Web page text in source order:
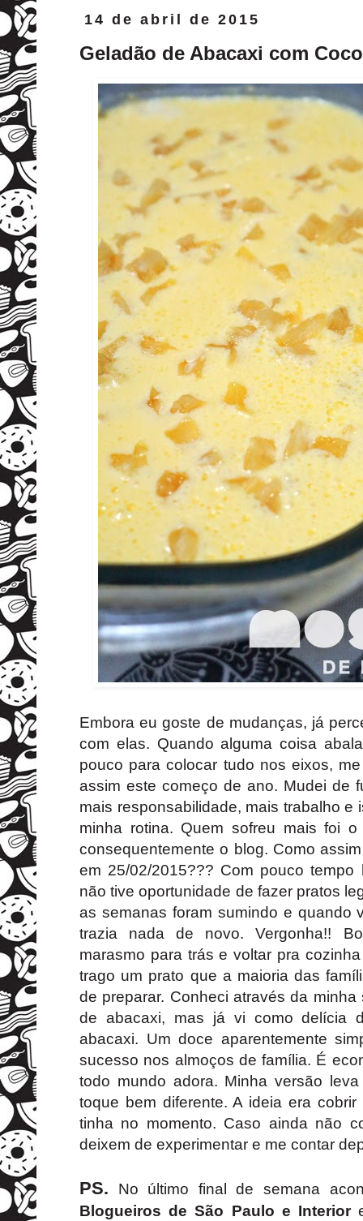
14 de abril de 2015
Geladão de Abacaxi com Coco
Embora eu goste de mudanças, já
com elas. Quando alguma coisa
pouco para colocar tudo nos eixos,
assim este começo de ano. Mudei de
mais responsabilidade, mais trabalho e
minha rotina. Quem sofreu mais foi
consequentemente o blog. Como
em 25/02/2015??? Com pouco tempo
não tive oportunidade de fazer pratos
as semanas foram sumindo e quando
trazia nada de novo. Vergonha!!
marasmo para trás e voltar pra
trago um prato que a maioria das
de preparar. Conheci através da
de abacaxi, mas já vi como delícia
abacaxi. Um doce aparentemente
sucesso nos almoços de família. É
todo mundo adora. Minha versão
toque bem diferente. A ideia era
tinha no momento. Caso ainda não
deixem de experimentar e me contar
PS. No último final de semana
Blogueiros de São Paulo e Interior